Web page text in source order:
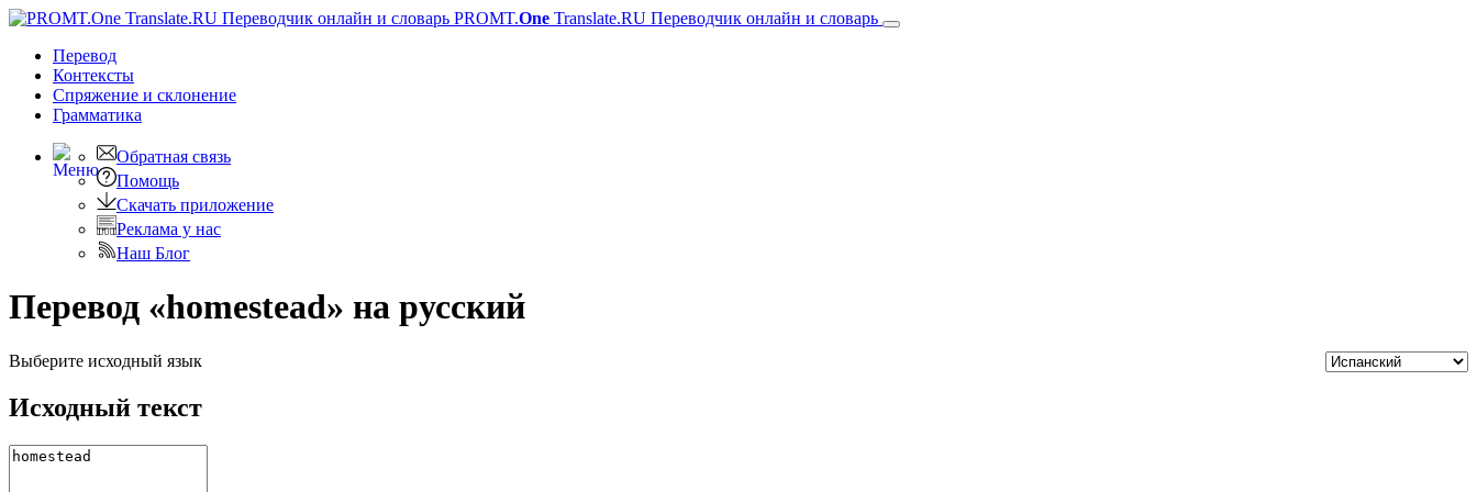
PROMT.One Translate.RU Переводчик онлайн и словарь
Перевод
Контексты
Спряжение и склонение
Грамматика
Обратная связь
Помощь
Скачать приложение
Реклама у нас
Наш Блог
Перевод «homestead» на русский
Выберите исходный язык
Исходный текст